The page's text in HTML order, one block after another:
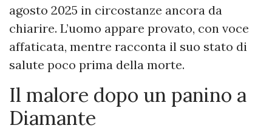
agosto 2025 in circostanze ancora da
chiarire. L’uomo appare provato, con voce
affaticata, mentre racconta il suo stato di
salute poco prima della morte.
Il malore dopo un panino a
Diamante